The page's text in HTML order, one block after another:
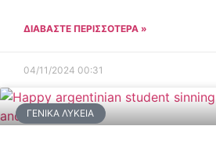
ΔΙΑΒΑΣΤΕ ΠΕΡΙΣΣΟΤΕΡΑ »
04/11/2024 00:31
ΓΕΝΙΚΆ ΛΎΚΕΙΑ